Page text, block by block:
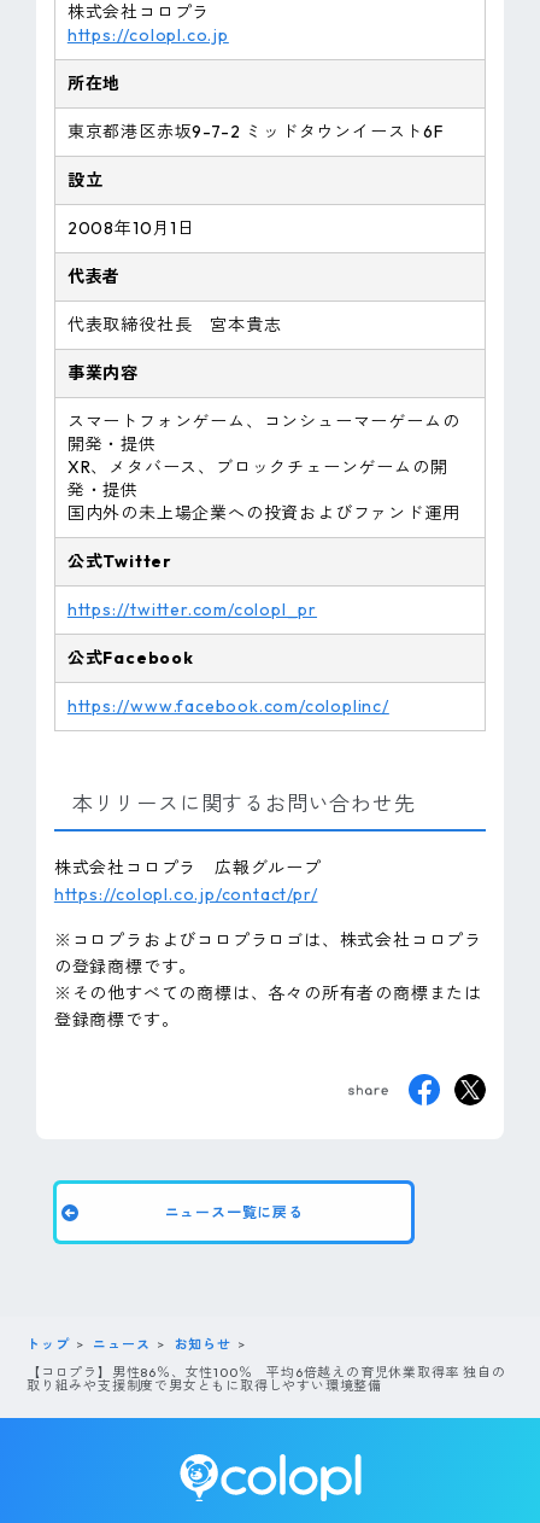
株式会社コロプラ
https://colopl.co.jp
所在地
東京都港区赤坂9-7-2 ミッドタウンイースト6F
設立
2008年10月1日
代表者
代表取締役社長 宮本貴志
事業内容
スマートフォンゲーム、コンシューマーゲームの
開発・提供
XR、メタバース、ブロックチェーンゲームの開
発・提供
国内外の未上場企業への投資およびファンド運用
公式Twitter
https://twitter.com/colopl_pr
公式Facebook
https://www.facebook.com/coloplinc/
本リリースに関するお問い合わせ先
株式会社コロプラ 広報グループ
https://colopl.co.jp/contact/pr/
※コロプラおよびコロプラロゴは、株式会社コロプラ
の登録商標です。
※その他すべての商標は、各々の所有者の商標または
登録商標です。
ニュース一覧に戻る
トップ ニュース
お知らせ
【コロプラ】男性86％、女性100％ 平均6倍越えの育児休業取得率 独自の
取り組みや支援制度で男女ともに取得しやすい環境整備